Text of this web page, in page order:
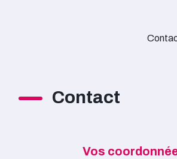
Contact
Vos coordonnées
Vos